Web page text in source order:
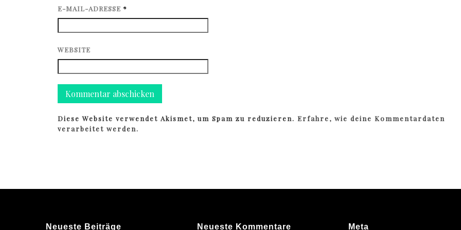
E-MAIL-ADRESSE *
WEBSITE
Diese Website verwendet Akismet, um Spam zu reduzieren.Erfahre, wie deine Kommentardaten
verarbeitet werden.
Neueste Beiträge Neueste Kommentare Meta